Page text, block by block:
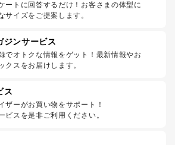
ートに回答するだけ！お客さまの体型に
サイズをご提案します。
ジンサービス
でオトクな情報をゲット！最新情報やお
クスをお届けします。
ス
ザーがお買い物をサポート！
ビスを是非ご利用ください。